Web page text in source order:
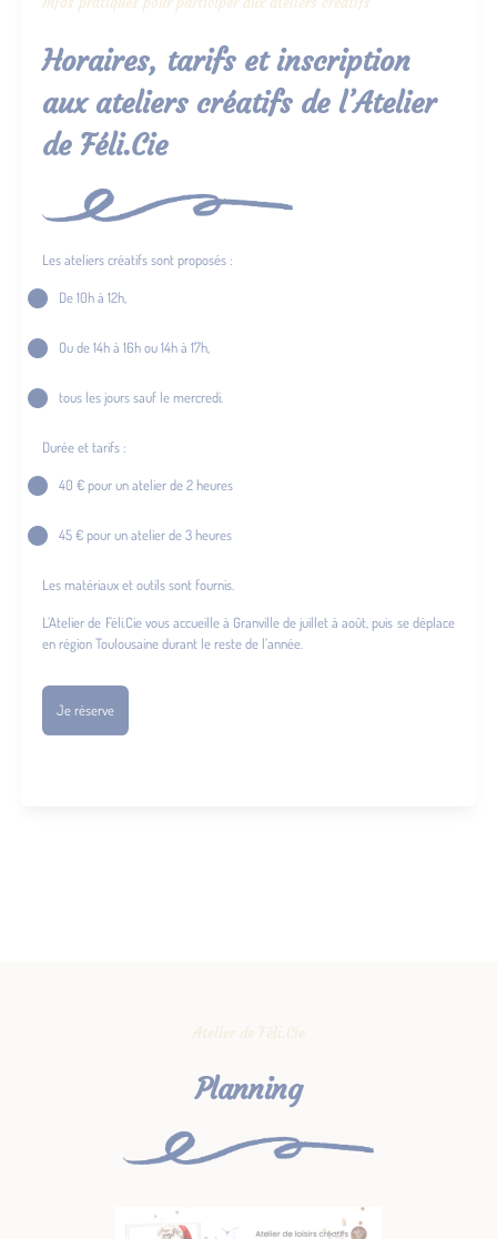
Horaires, tarifs et inscription
aux ateliers créatifs de l’Atelier
de Féli.Cie
Les ateliers créatifs sont proposés :
De 10h à 12h,
Ou de 14h à 16h ou 14h à 17h,
tous les jours sauf le mercredi.
Durée et tarifs :
40 € pour un atelier de 2 heures
45 € pour un atelier de 3 heures
Les matériaux et outils sont fournis.
L’Atelier de Féli.Cie vous accueille à Granville de juillet à août, puis se déplace
en région Toulousaine durant le reste de l’année.
Je réserve
Atelier de Féli.Cie
Planning